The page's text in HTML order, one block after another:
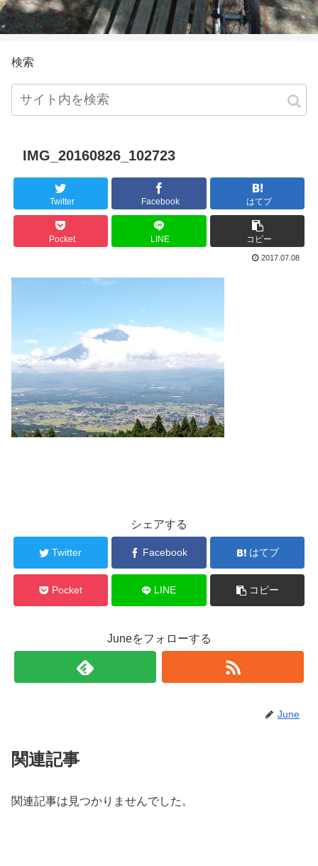
検索
IMG_20160826_102723
Twitter Facebook はてブ
Pocket LINE コピー
2017.07.08
シェアする
Twitter Facebook はてブ
Pocket LINE コピー
Juneをフォローする
June
関連記事
関連記事は見つかりませんでした。